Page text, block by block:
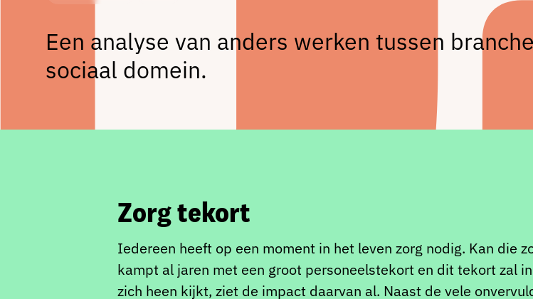
Een analyse van anders werken tussen
sociaal domein.
Zorg tekort
Iedereen heeft op een moment in het leven zorg nodig. Kan die
kampt al jaren met een groot personeelstekort en dit tekort zal
zich heen kijkt, ziet de impact daarvan al. Naast de vele